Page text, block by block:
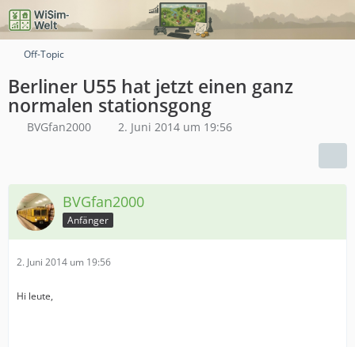
Off-Topic
Berliner U55 hat jetzt einen ganz
normalen stationsgong
BVGfan2000 2. Juni 2014 um 19:56
BVGfan2000
Anfänger
2. Juni 2014 um 19:56
Hi leute,